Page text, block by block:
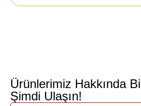
Ürünlerimiz Hakkında
Şimdi Ulaşın!